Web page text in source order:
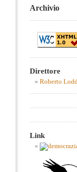
Archivio
Direttore
Roberto
Link